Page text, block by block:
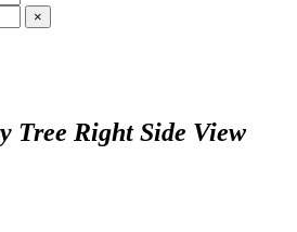
×
Tree Right Side View